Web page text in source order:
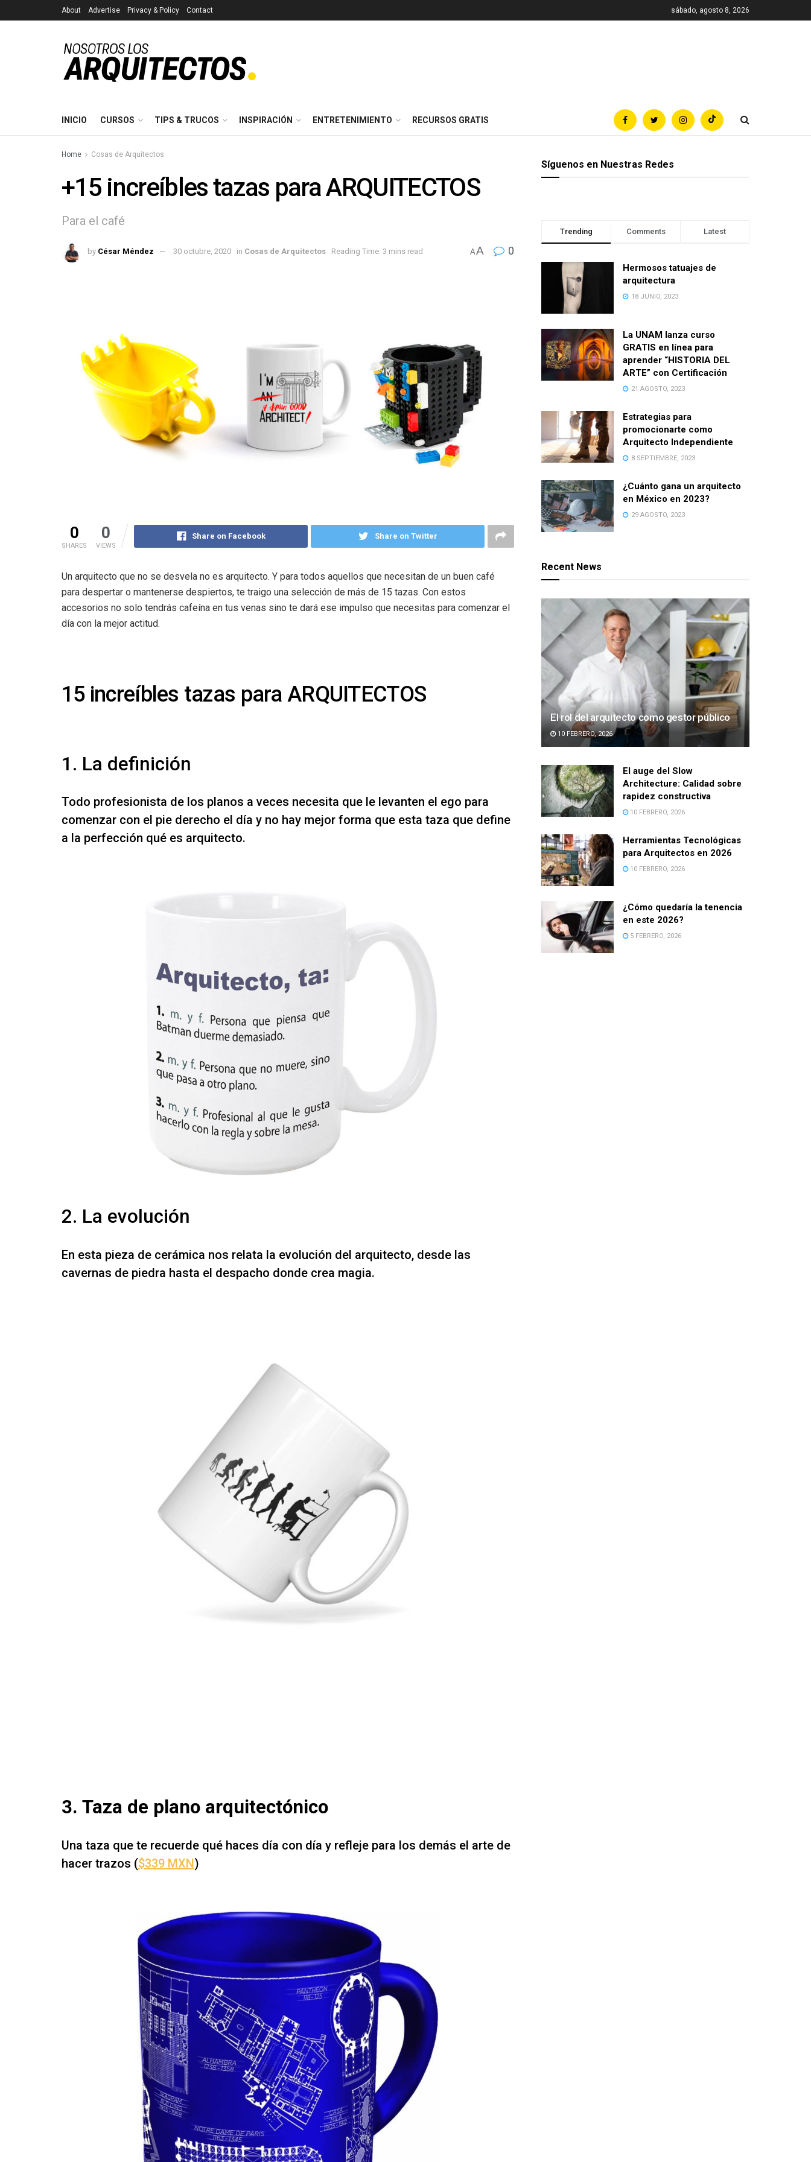
About Advertise Privacy & Policy Contact sábado, agosto 8, 2026
INICIO CURSOS TIPS & TRUCOS INSPIRACIÓN ENTRETENIMIENTO RECURSOS GRATIS
Home Cosas de Arquitectos
+15 increíbles tazas para ARQUITECTOS
Para el café
by César Méndez 30 octubre, 2020 in Cosas de Arquitectos Reading Time: 3 mins read AA 0
0
SHARES
0
VIEWS
Share on Facebook Share on Twitter
Un arquitecto que no se desvela no es arquitecto. Y para todos aquellos que necesitan de un buen café
para despertar o mantenerse despiertos, te traigo una selección de más de 15 tazas. Con estos
accesorios no solo tendrás cafeína en tus venas sino te dará ese impulso que necesitas para comenzar el
día con la mejor actitud.
15 increíbles tazas para ARQUITECTOS
1. La definición
Todo profesionista de los planos a veces necesita que le levanten el ego para
comenzar con el pie derecho el día y no hay mejor forma que esta taza que define
a la perfección qué es arquitecto.
2. La evolución
En esta pieza de cerámica nos relata la evolución del arquitecto, desde las
cavernas de piedra hasta el despacho donde crea magia.
3. Taza de plano arquitectónico
Una taza que te recuerde qué haces día con día y refleje para los demás el arte de
hacer trazos ($339 MXN)
Síguenos en Nuestras Redes
Trending Comments Latest
Hermosos tatuajes de
arquitectura
18 JUNIO, 2023
La UNAM lanza curso
GRATIS en línea para
aprender “HISTORIA DEL
ARTE” con Certificación
21 AGOSTO, 2023
Estrategias para
promocionarte como
Arquitecto Independiente
8 SEPTIEMBRE, 2023
¿Cuánto gana un arquitecto
en México en 2023?
29 AGOSTO, 2023
Recent News
El rol del arquitecto como gestor público
10 FEBRERO, 2026
El auge del Slow
Architecture: Calidad sobre
rapidez constructiva
10 FEBRERO, 2026
Herramientas Tecnológicas
para Arquitectos en 2026
10 FEBRERO, 2026
¿Cómo quedaría la tenencia
en este 2026?
5 FEBRERO, 2026